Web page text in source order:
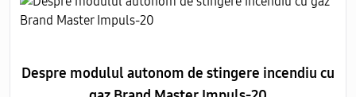
Despre modulul autonom de stingere incendiu cu